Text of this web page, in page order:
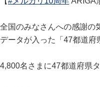
全国のみなさんへの感謝の
データが入った「47都道
4,800名さまに47都道府県